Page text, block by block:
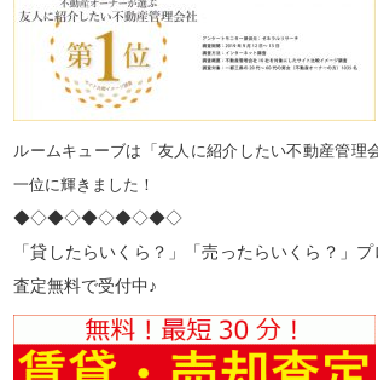
ルームキューブは「友人に紹介したい不動産管理
一位に輝きました！
◆◇◆◇◆◇◆◇◆◇
「貸したらいくら？」「売ったらいくら？」
査定無料で受付中♪